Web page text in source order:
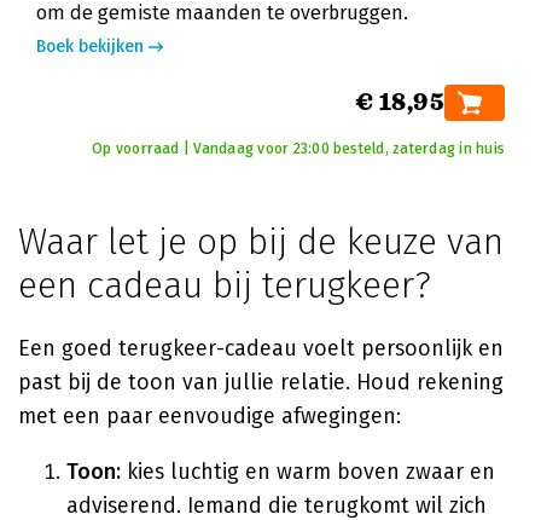
om de gemiste maanden te overbruggen.
Boek bekijken
€ 18,95
Op voorraad | Vandaag voor 23:00 besteld, zaterdag in huis
Waar let je op bij de keuze van
een cadeau bij terugkeer?
Een goed terugkeer-cadeau voelt persoonlijk en
past bij de toon van jullie relatie. Houd rekening
met een paar eenvoudige afwegingen:
Toon: kies luchtig en warm boven zwaar en
adviserend. Iemand die terugkomt wil zich